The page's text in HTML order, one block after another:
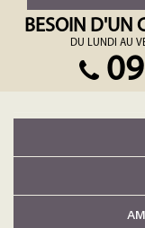
BESOIN D'UN
DU LUNDI AU